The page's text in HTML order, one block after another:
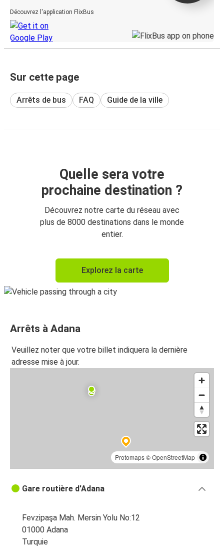
Découvrez l'application FlixBus
Sur cette page
Arrêts de bus FAQ Guide de la ville
Quelle sera votre
prochaine destination ?
Découvrez notre carte du réseau avec
plus de 8000 destinations dans le monde
entier.
Explorez la carte
Arrêts à Adana
Veuillez noter que votre billet indiquera la dernière
adresse mise à jour.
Protomaps©OpenStreetMap
Gare routière d'Adana
Fevzipaşa Mah. Mersin Yolu No:12
01000 Adana
Turquie